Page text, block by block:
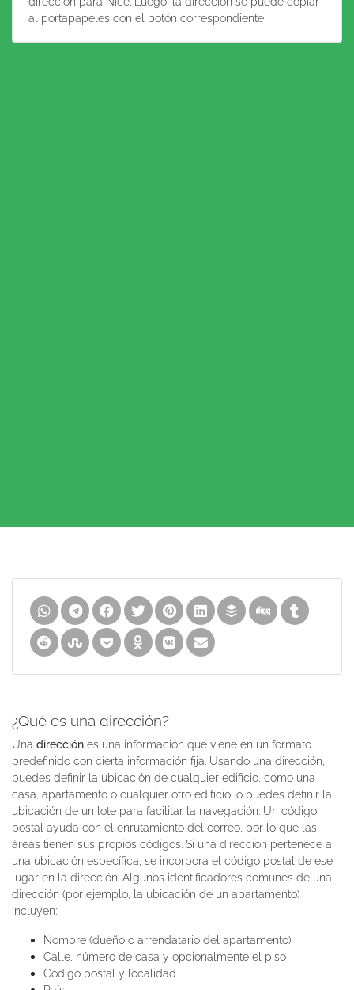
al portapapeles con el botón correspondiente.
¿Qué es una dirección?
Una dirección es una información que viene en un formato
predefinido con cierta información fija. Usando una dirección,
puedes definir la ubicación de cualquier edificio, como una
casa, apartamento o cualquier otro edificio, o puedes definir la
ubicación de un lote para facilitar la navegación. Un código
postal ayuda con el enrutamiento del correo, por lo que las
áreas tienen sus propios códigos. Si una dirección pertenece a
una ubicación específica, se incorpora el código postal de ese
lugar en la dirección. Algunos identificadores comunes de una
dirección (por ejemplo, la ubicación de un apartamento)
incluyen:
Nombre (dueño o arrendatario del apartamento)
Calle, número de casa y opcionalmente el piso
Código postal y localidad